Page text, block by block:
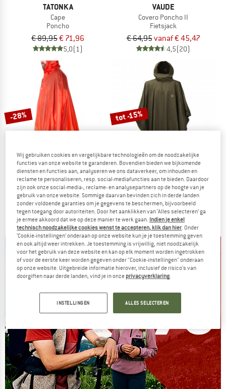
TATONKA
Cape
Poncho
€ 89,95€ 71,96
5,0(1)
VAUDE
Covero Poncho II
Fietsjack
€ 64,95vanaf € 45,47
4,5(20)
-28%
EXPED
Bike + Hike Poncho
Poncho
€ 129,95€ 93,56
5,0(1)
tot -15%
FJÄLLRÄVEN
Poncho
Poncho
€ 119,95vanaf € 101,96
4,4(8)
Wij gebruiken cookies en vergelijkbare technologieën om de noodzakelijke
functies van onze website te garanderen. Bovendien bieden we bijkomende
diensten en functies aan, analyseren we ons dataverkeer, om inhouden en
reclame te personaliseren, resp. social-mediafuncties aan te bieden. Daardoor
zijn ook onze social-media-, reclame- en analysepartners op de hoogte van je
gebruik van onze website. Sommige daarvan bevinden zich in derde landen
zonder voldoende garanties om je gegevens te beschermen, bijvoorbeeld
tegen toegang door autoriteiten. Door het aanklikken van ‘Alles selecteren’ ga
je ermee akkoord dat we op deze manier te werk gaan. Indien je enkel
technisch noodzakelijke cookies wenst te accepteren, klik dan hier. Onder
‘Cookie-instellingen’ onderaan op onze website kun je je toestemming geven
en ook altijd weer intrekken. Je toestemming is vrijwillig, niet noodzakelijk
voor het gebruik van deze website en kan op elk moment worden ingetrokken
of voor de eerste keer worden gegeven onder "Cookie-instellingen" onderaan
op onze website. Uitgebreide informatie hierover, inclusief de risico's van
doorgiften naar derde landen, vind je in onze privacyverklaring.
INSTELLINGEN ALLES SELECTEREN